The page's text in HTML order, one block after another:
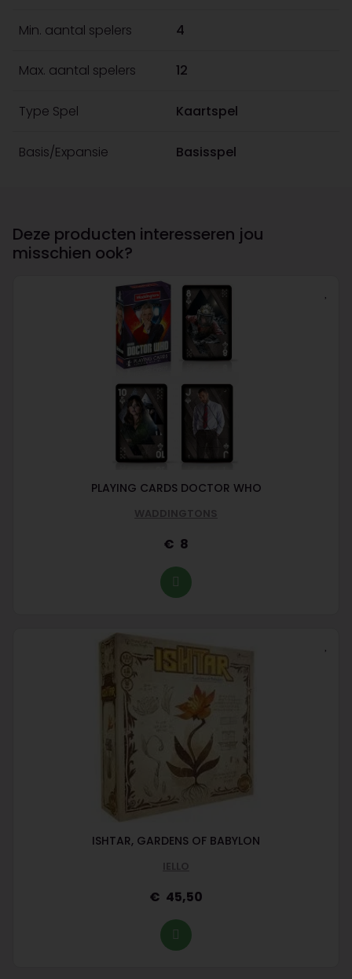
Min. aantal spelers 4
Max. aantal spelers 12
Type Spel Kaartspel
Basis/Expansie Basisspel
Deze producten interesseren jou
misschien ook?
PLAYING CARDS DOCTOR WHO
WADDINGTONS
8
ISHTAR, GARDENS OF BABYLON
IELLO
45,50